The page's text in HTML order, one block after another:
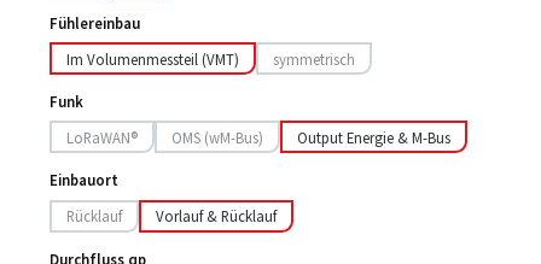
Fühlereinbau
Im Volumenmessteil (VMT)
symmetrisch
(Diese Option ist zurzeit nicht
Funk
LoRaWAN®
(Diese Option ist zurzeit nicht verfügbar.)
OMS (wM-Bus)
(Diese Option ist zurzeit nicht verfügbar.)
Output Energie & M-Bus
Einbauort
Rücklauf
(Diese Option ist zurzeit nicht verfügbar.)
Vorlauf & Rücklauf
Durchfluss qp